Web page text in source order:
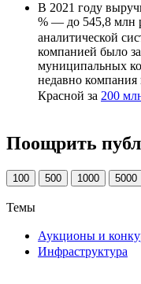
В 2021 году
% — до 545,8 млн
аналитической
компанией было
муниципальных
недавно компания
Красной за 200
Поощрить
100 500 1000 5000
Темы
Аукционы и
Инфраструктура